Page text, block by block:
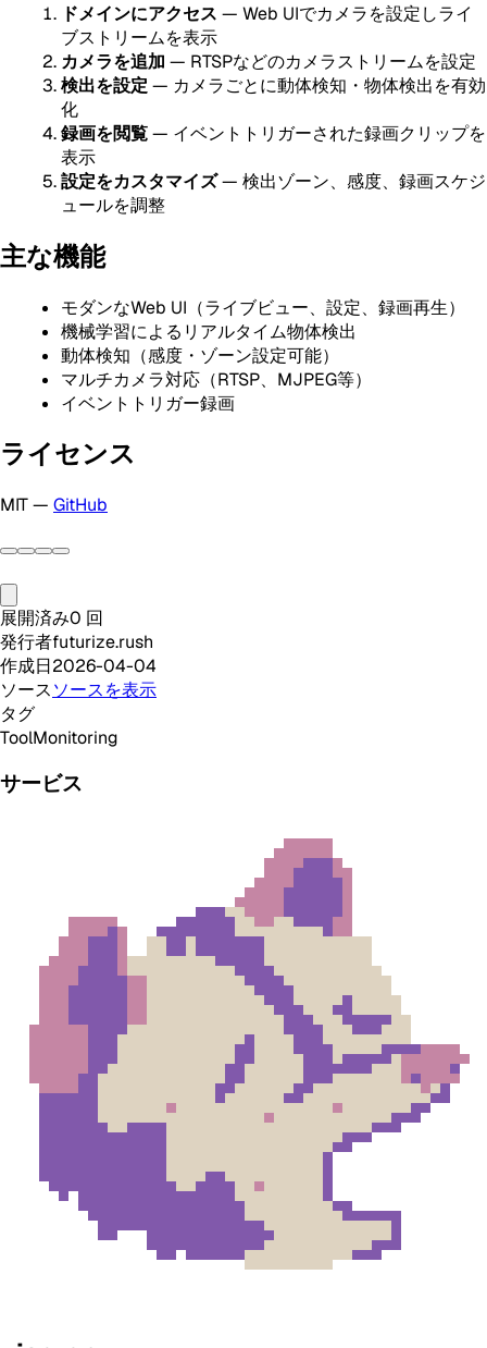
ドメインにアクセス — Web UIでカメラを設定しライ
ブストリームを表示
カメラを追加 — RTSPなどのカメラストリームを設定
検出を設定 — カメラごとに動体検知・物体検出を有効
化
録画を閲覧— イベントトリガーされた録画クリップを
表示
設定をカスタマイズ— 検出ゾーン、感度、録画スケジ
ュールを調整
主な機能
モダンなWeb UI（ライブビュー、設定、録画再生）
機械学習によるリアルタイム物体検出
動体検知（感度・ゾーン設定可能）
マルチカメラ対応（RTSP、MJPEG等）
イベントトリガー録画
ライセンス
MIT — GitHub
展開済み0 回
発行者futurize.rush
作成日2026-04-04
ソースソースを表示
タグ
ToolMonitoring
サービス